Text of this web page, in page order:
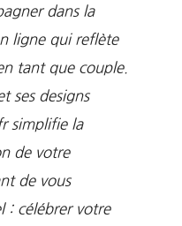
dans la
ligne qui reflète
tant que couple.
ses designs
simplifie la
de votre
de vous
: célébrer votre